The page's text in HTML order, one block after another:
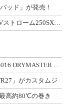
ッド」が発売！
」がカスタムジ
高約80℃の巻き